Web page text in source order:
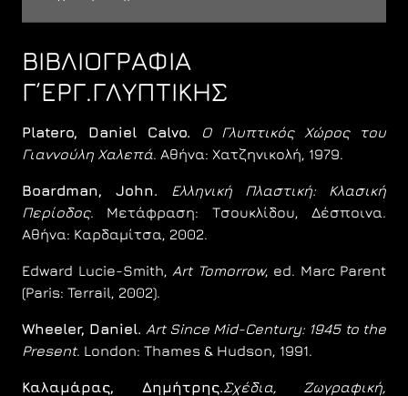
ΒΙΒΛΙΟΓΡΑΦΙΑ
Γ΄ΕΡΓ.ΓΛΥΠΤΙΚΗΣ
Platero, Daniel Calvo.
Ο Γλυπτικός Χώρος του
Γιαννούλη Χαλεπά. Αθήνα: Χατζηνικολή, 1979.
Boardman, John.
Ελληνική Πλαστική: Κλασική
Περίοδος. Μετάφραση: Τσουκλίδου, Δέσποινα.
Αθήνα: Καρδαμίτσα, 2002.
Edward Lucie-Smith, Art Tomorrow, ed. Marc Parent
(Paris: Terrail, 2002).
Wheeler, Daniel. Art Since Mid-Century: 1945 to the
Present. London: Thames & Hudson, 1991.
Καλαμάρας, Δημήτρης.Σχέδια, Ζωγραφική,